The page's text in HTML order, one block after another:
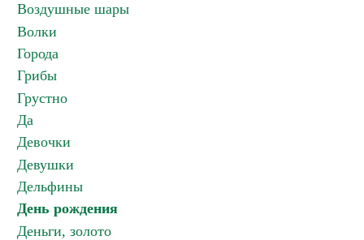
Воздушные шары
Волки
Города
Грибы
Грустно
Да
Девочки
Девушки
Дельфины
День рождения
Деньги, золото